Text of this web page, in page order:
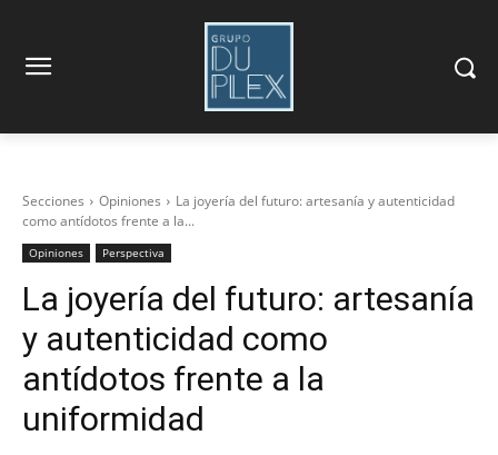
Secciones Opiniones
La joyería del futuro: artesanía y autenticidad
como antídotos frente a la...
Opiniones Perspectiva
La joyería del futuro: artesanía
y autenticidad como
antídotos frente a la
uniformidad